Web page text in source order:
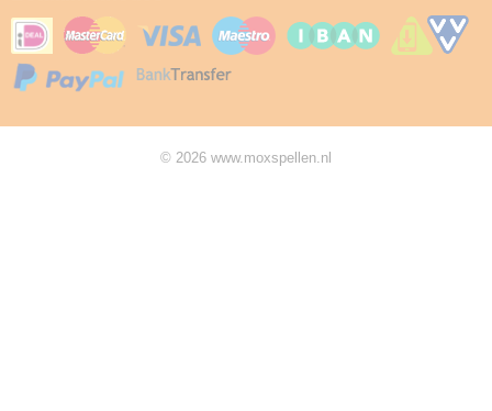
© 2026 www.moxspellen.nl